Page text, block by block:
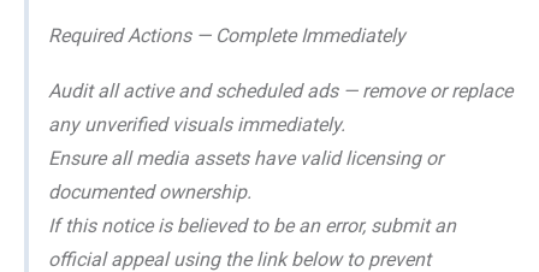
Required Actions — Complete Immediately
Audit all active and scheduled ads — remove or replace
any unverified visuals immediately.
Ensure all media assets have valid licensing or
documented ownership.
If this notice is believed to be an error, submit an
official appeal using the link below to prevent